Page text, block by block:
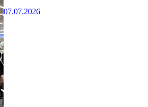
07.07.2026